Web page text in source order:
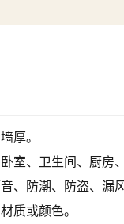
厚。
室、卫生间、厨房
、防潮、防盗、漏
质或颜色。